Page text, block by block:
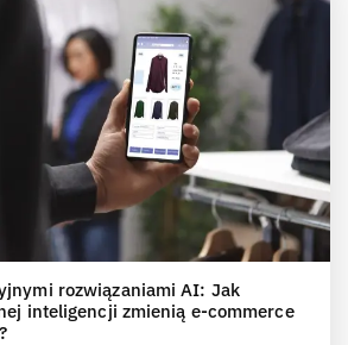
rozwiązaniami AI: Jak
inteligencji zmienią e-commerce